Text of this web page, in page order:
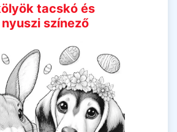
tacskó és
színező